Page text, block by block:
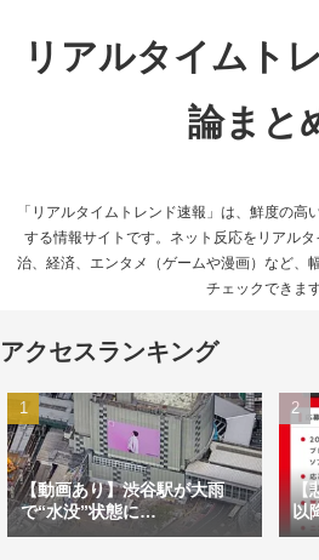
リアルタイムト
論まと
「リアルタイムトレンド速報」は、鮮度の高
する情報サイトです。ネット反応をリアル
治、経済、エンタメ（ゲームや漫画）など、
チェックできます
アクセスランキング
【動画あり】渋谷駅が大雨
で“水没”状態に…
【
以
式